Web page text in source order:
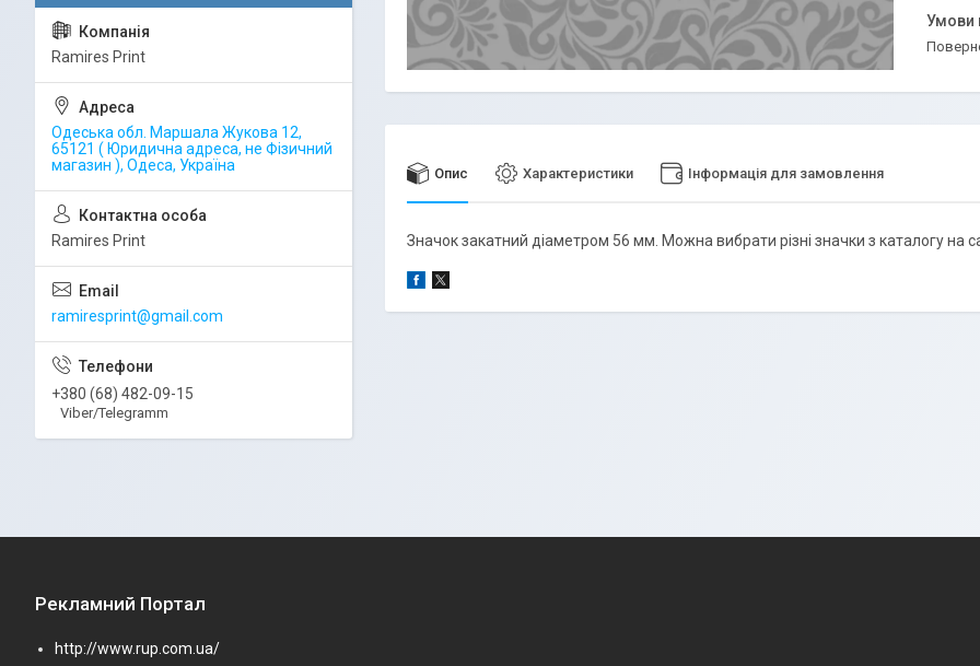
Опис Характеристики Інформація для замовлення
Значок закатний діаметром 56 мм. Можна вибрати різні значки з каталогу на
Ramires Print
Одеська обл. Маршала Жукова 12,
65121 ( Юридична адреса, не Фізичний
магазин ), Одеса, Україна
Ramires Print
ramiresprint@gmail.com
+380 (68) 482-09-15
Viber/Telegramm
Рекламний Портал
http://www.rup.com.ua/